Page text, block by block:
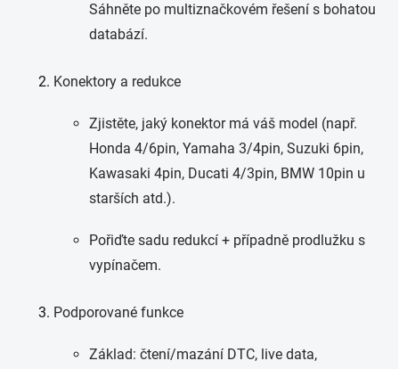
Sáhněte po multiznačkovém řešení s bohatou
databází.
Konektory a redukce
Zjistěte, jaký konektor má váš model (např.
Honda 4/6pin, Yamaha 3/4pin, Suzuki 6pin,
Kawasaki 4pin, Ducati 4/3pin, BMW 10pin u
starších atd.).
Pořiďte sadu redukcí + případně prodlužku s
vypínačem.
Podporované funkce
Základ: čtení/mazání DTC, live data,